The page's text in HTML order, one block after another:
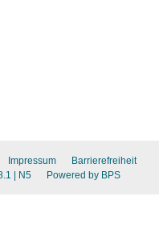
Impressum
Barrierefreiheit
| N5 Powered by BPS